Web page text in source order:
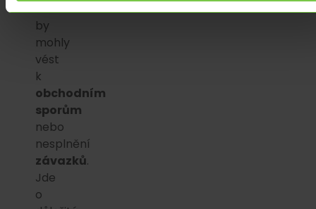
které
by
mohly
vést
k
obchodním
sporům
nebo
nesplnění
závazků.
Jde
o